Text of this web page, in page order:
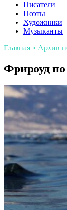
Писатели
Поэты
Художники
Музыканты
Главная » Архив
Фрироуд